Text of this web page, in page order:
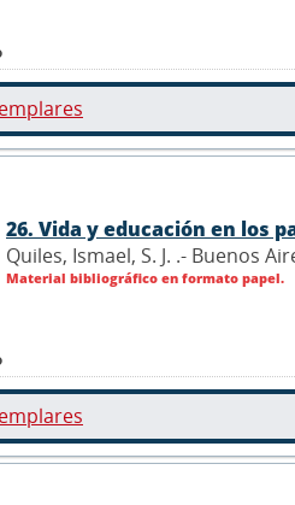
26. Vida y educación en los
Quiles, Ismael, S. J. .- Buenos
Material bibliográfico en formato papel.